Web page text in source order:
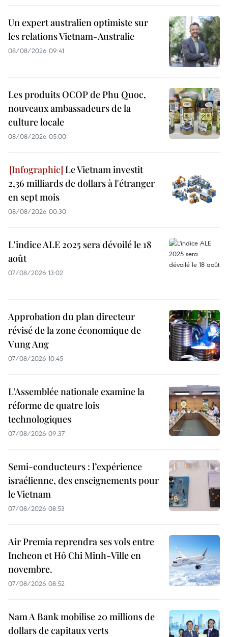
Un expert australien optimiste sur
les relations Vietnam-Australie
08/08/2026 09:41
Les produits OCOP de Phu Quoc,
nouveaux ambassadeurs de la
culture locale
08/08/2026 05:00
Le Vietnam investit
2,36 milliards de dollars à l'étranger
en sept mois
08/08/2026 00:30
L'indice ALE 2025 sera dévoilé le 18
août
07/08/2026 13:02
Approbation du plan directeur
révisé de la zone économique de
Vung Ang
07/08/2026 10:45
L’Assemblée nationale examine la
réforme de quatre lois
technologiques
07/08/2026 09:37
Semi-conducteurs : l’expérience
israélienne, des enseignements pour
le Vietnam
07/08/2026 08:53
Air Premia reprendra ses vols entre
Incheon et Hô Chi Minh-Ville en
novembre.
07/08/2026 08:52
Nam A Bank mobilise 20 millions de
dollars de capitaux verts